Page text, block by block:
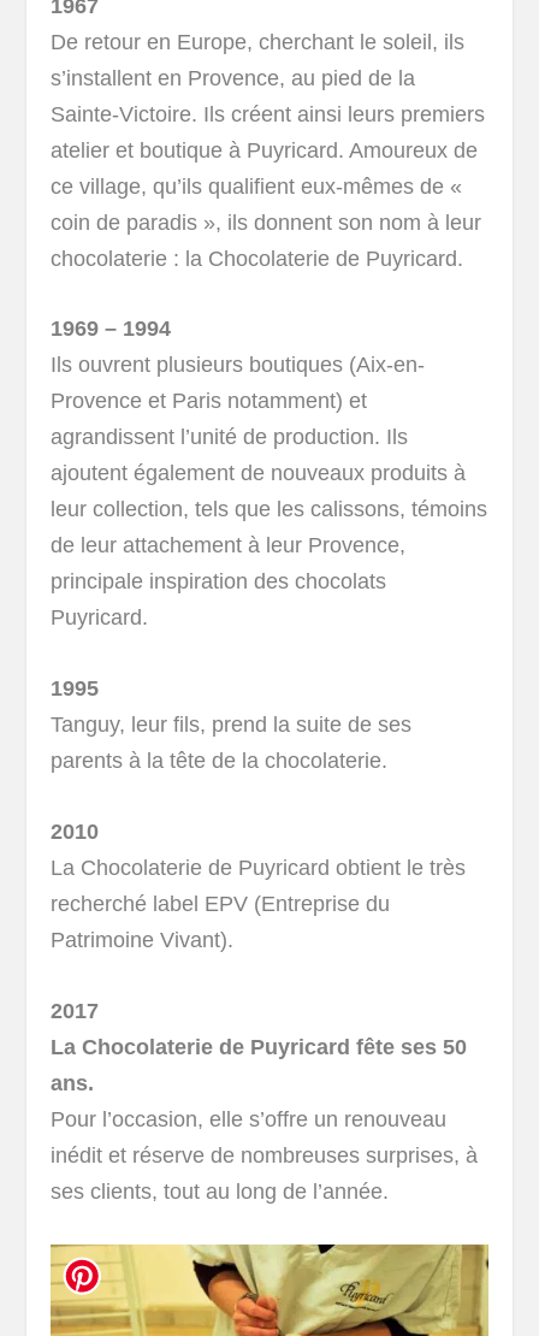
1967
De retour en Europe, cherchant le soleil, ils
s’installent en Provence, au pied de la
Sainte-Victoire. Ils créent ainsi leurs premiers
atelier et boutique à Puyricard. Amoureux de
ce village, qu’ils qualifient eux-mêmes de «
coin de paradis », ils donnent son nom à leur
chocolaterie : la Chocolaterie de Puyricard.
1969 – 1994
Ils ouvrent plusieurs boutiques (Aix-en-
Provence et Paris notamment) et
agrandissent l’unité de production. Ils
ajoutent également de nouveaux produits à
leur collection, tels que les calissons, témoins
de leur attachement à leur Provence,
principale inspiration des chocolats
Puyricard.
1995
Tanguy, leur fils, prend la suite de ses
parents à la tête de la chocolaterie.
2010
La Chocolaterie de Puyricard obtient le très
recherché label EPV (Entreprise du
Patrimoine Vivant).
2017
La Chocolaterie de Puyricard fête ses 50
ans.
Pour l’occasion, elle s’offre un renouveau
inédit et réserve de nombreuses surprises, à
ses clients, tout au long de l’année.